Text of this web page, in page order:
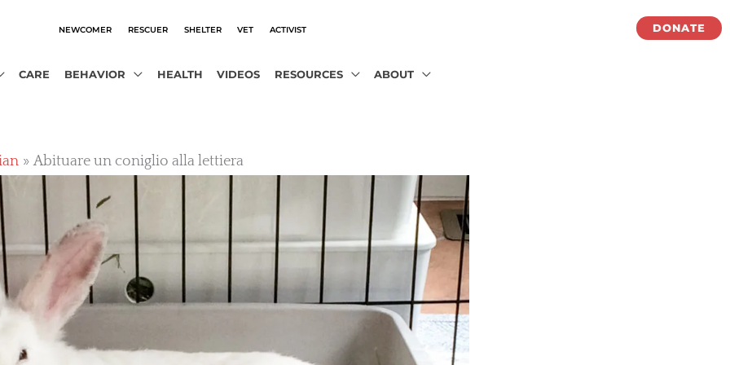
NEWCOMER RESCUER SHELTER VET ACTIVIST DONATE
CARE BEHAVIOR HEALTH VIDEOS RESOURCES ABOUT
Abituare un coniglio alla lettiera